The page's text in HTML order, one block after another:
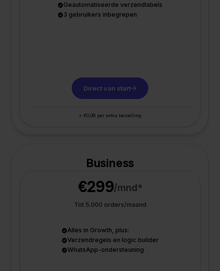
Geautomatiseerde verzendlabels
3 gebruikers inbegrepen
Direct van start
+ €0,08 per extra bestelling
Business
€299/mnd*
Tot 5.000 orders/maand
Alles in Growth, plus:
Verzendregels en logic builder
WhatsApp-ondersteuning